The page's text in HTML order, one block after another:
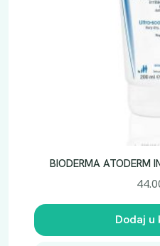
BIODERMA ATODERM
Dodaj u